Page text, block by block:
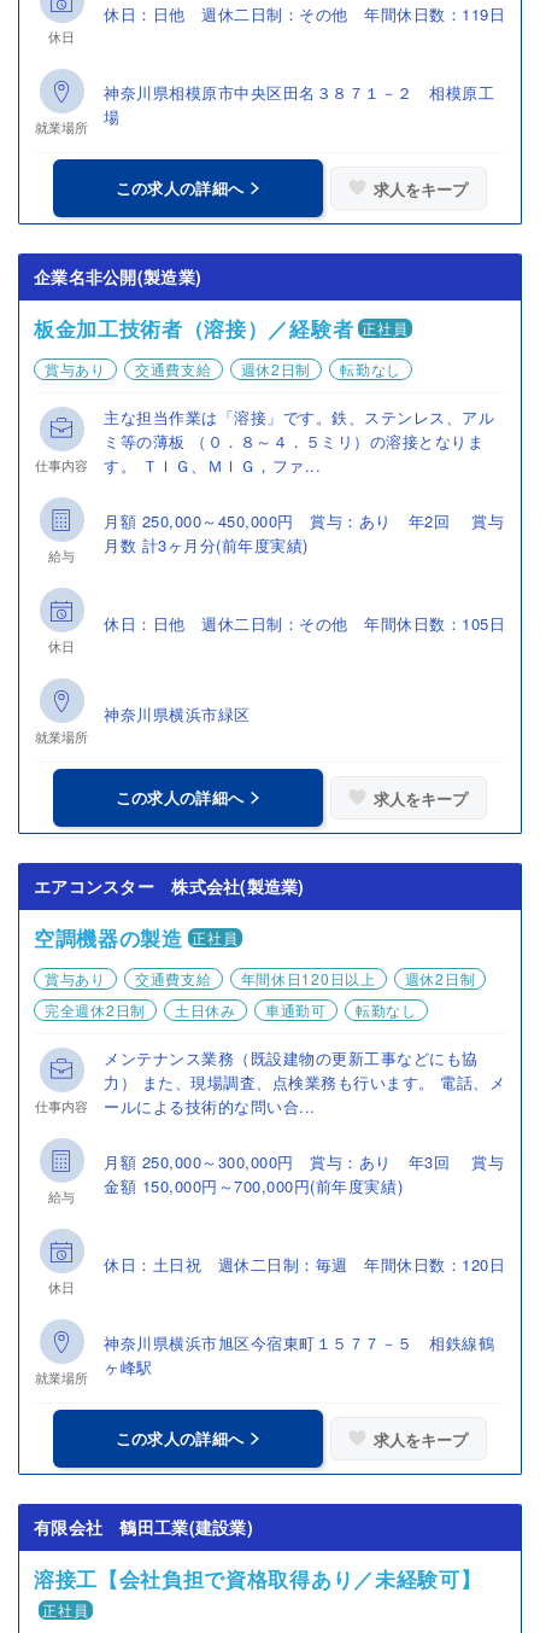
休日
休日：日他 週休二日制：その他 年間休日数：119日
就業場所
神奈川県相模原市中央区田名３８７１－２ 相模原工
場
この求人の詳細へ 求人をキープ
企業名非公開(製造業)
板金加工技術者（溶接）／経験者 正社員
賞与あり
交通費支給 週休2日制 転勤なし
仕事内容
主な担当作業は「溶接」です。鉄、ステンレス、アル
ミ等の薄板 （０．８～４．５ミリ）の溶接となりま
す。 ＴＩＧ、ＭＩＧ，ファ...
給与
月額 250,000～450,000円 賞与：あり 年2回 賞与
月数 計3ヶ月分(前年度実績)
休日
休日：日他 週休二日制：その他 年間休日数：105日
就業場所
神奈川県横浜市緑区
この求人の詳細へ 求人をキープ
エアコンスター 株式会社(製造業)
空調機器の製造 正社員
賞与あり
交通費支給 年間休日120日以上
週休2日制
完全週休2日制
土日休み 車通勤可 転勤なし
仕事内容
メンテナンス業務（既設建物の更新工事などにも協
力） また、現場調査、点検業務も行います。 電話、メ
ールによる技術的な問い合...
給与
月額 250,000～300,000円 賞与：あり 年3回 賞与
金額 150,000円～700,000円(前年度実績)
休日
休日：土日祝 週休二日制：毎週 年間休日数：120日
就業場所
神奈川県横浜市旭区今宿東町１５７７－５ 相鉄線鶴
ヶ峰駅
この求人の詳細へ 求人をキープ
有限会社 鶴田工業(建設業)
溶接工【会社負担で資格取得あり／未経験可】
正社員